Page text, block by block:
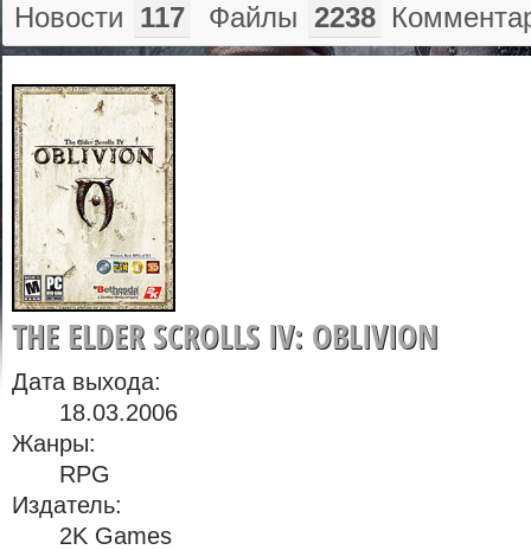
Новости 117 Файлы 2238
THE ELDER SCROLLS IV: OBLIVION
Дата выхода:
18.03.2006
Жанры:
RPG
Издатель:
2K Games